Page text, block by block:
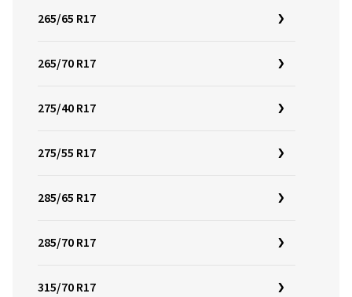
265/65 R17
265/70 R17
275/40 R17
275/55 R17
285/65 R17
285/70 R17
315/70 R17